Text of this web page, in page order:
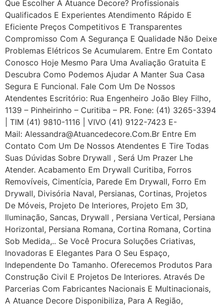
Que Escolher A Atuance Decore? Profissionais
Qualificados E Experientes Atendimento Rápido E
Eficiente Preços Competitivos E Transparentes
Compromisso Com A Segurança E Qualidade Não Deixe
Problemas Elétricos Se Acumularem. Entre Em Contato
Conosco Hoje Mesmo Para Uma Avaliação Gratuita E
Descubra Como Podemos Ajudar A Manter Sua Casa
Segura E Funcional. Fale Com Um De Nossos
Atendentes Escritório: Rua Engenheiro João Bley Filho,
1139 – Pinheirinho – Curitiba – PR. Fone: (41) 3265-3394
| TIM (41) 9810-1116 | VIVO (41) 9122-7423 E-
Mail: Alessandra@atuancedecore.com.br Entre Em
Contato Com Um De Nossos Atendentes E Tire Todas
Suas Dúvidas Sobre Drywall ‎, Será Um Prazer Lhe
Atender. Acabamento Em Drywall Curitiba, Forros
Removíveis, Cimentícia, Parede Em Drywall, Forro Em
Drywall, Divisória Naval, Persianas, Cortinas, Projetos
De Móveis, Projeto De Interiores, Projeto Em 3D,
Iluminação, Sancas, Drywall , Persiana Vertical, Persiana
Horizontal, Persiana Romana, Cortina Romana, Cortina
Sob Medida,.. Se Você Procura Soluções Criativas,
Inovadoras E Elegantes Para O Seu Espaço,
Independente Do Tamanho. Oferecemos Produtos Para
Construção Civil E Projetos De Interiores. Através De
Parcerias Com Fabricantes Nacionais E Multinacionais,
A Atuance Decore Disponibiliza, Para A Região,